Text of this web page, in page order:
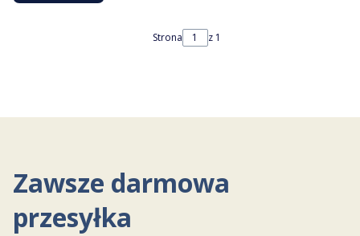
Strona z 1
Zawsze darmowa
przesyłka